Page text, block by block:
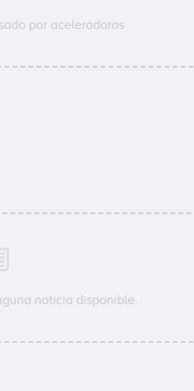
por aceleradoras
noticia disponible.